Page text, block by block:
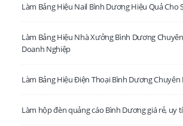
Làm Bảng Hiệu Nail Bình Dương Hiệu Quả Cho
Làm Bảng Hiệu Nhà Xưởng Bình Dương
Doanh Nghiệp
Làm Bảng Hiệu Điện Thoại Bình Dương Chuyên
Làm hộp đèn quảng cáo Bình Dương giá rẻ, uy